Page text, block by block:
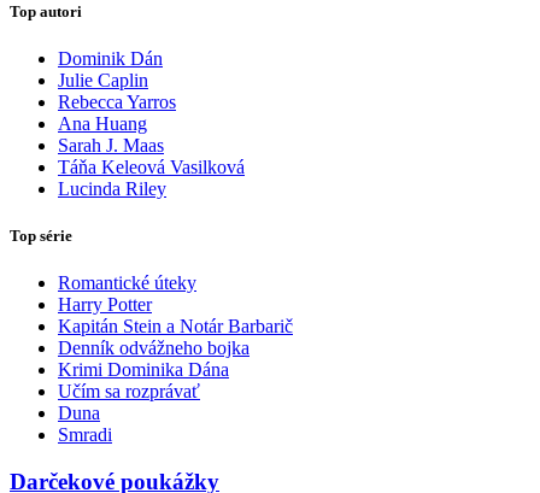
Top autori
Dominik Dán
Julie Caplin
Rebecca Yarros
Ana Huang
Sarah J. Maas
Táňa Keleová Vasilková
Lucinda Riley
Top série
Romantické úteky
Harry Potter
Kapitán Stein a Notár Barbarič
Denník odvážneho bojka
Krimi Dominika Dána
Učím sa rozprávať
Duna
Smradi
Darčekové poukážky